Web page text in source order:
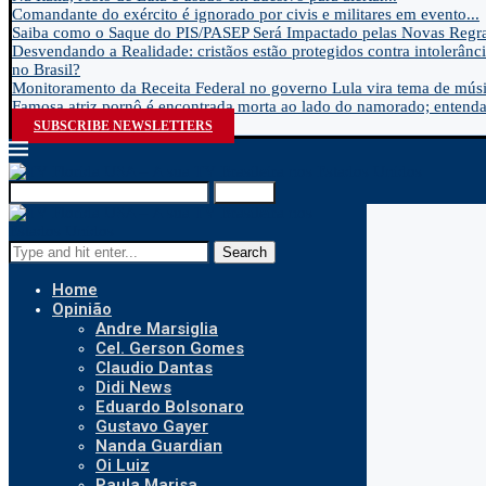
Comandante do exército é ignorado por civis e militares em evento...
Saiba como o Saque do PIS/PASEP Será Impactado pelas Novas
Desvendando a Realidade: cristãos estão protegidos contra
no Brasil?
Monitoramento da Receita Federal no governo Lula vira tema de
Famosa atriz pornô é encontrada morta ao lado do namorado;
SUBSCRIBE NEWSLETTERS
Search
Home
Opinião
Andre Marsiglia
Cel. Gerson Gomes
Claudio Dantas
Didi News
Eduardo Bolsonaro
Gustavo Gayer
Nanda Guardian
Oi Luiz